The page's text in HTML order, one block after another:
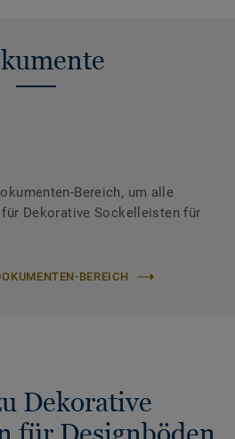
Bereich, um alle
Dekorative Sockelleisten für
BEREICH
Dekorative